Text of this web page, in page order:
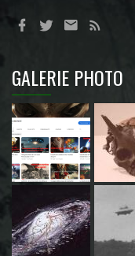
GALERIE PHOTO